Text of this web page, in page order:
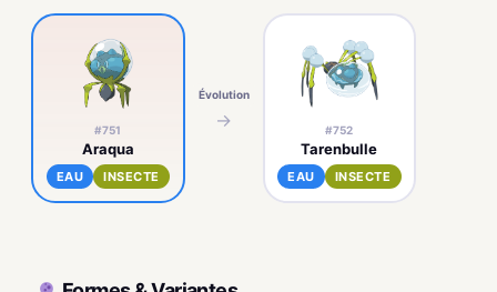
#751
Araqua
EAU INSECTE
Évolution
→ #752
Tarenbulle
EAU INSECTE